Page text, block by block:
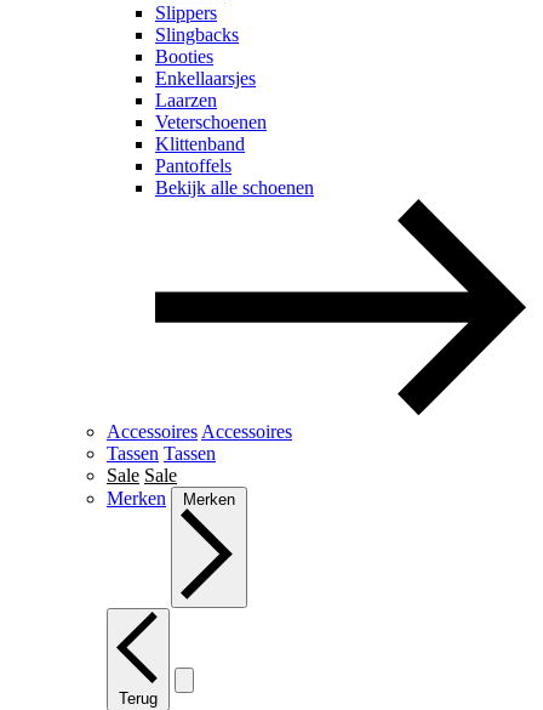
Slippers
Slingbacks
Booties
Enkellaarsjes
Laarzen
Veterschoenen
Klittenband
Pantoffels
Bekijk alle schoenen
Accessoires Accessoires
Tassen Tassen
Sale Sale
Merken
Merken
Terug